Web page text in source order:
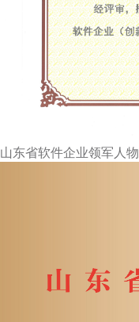
山东省软件企业领军人物